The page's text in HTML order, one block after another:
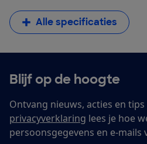
Alle specificaties
Blijf op de hoogte
Ontvang nieuws, acties en
privacyverklaring lees je hoe
persoonsgegevens en e-mails